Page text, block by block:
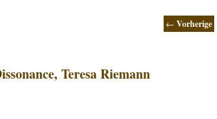
← Vorherige
Teresa Riemann